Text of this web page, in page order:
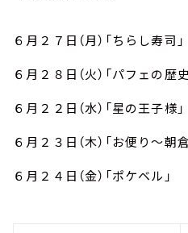
６月２７日（月）「ちらし寿司」
６月２８日（火）「パフェの歴史
６月２２日（水）「星の王子様」
６月２３日（木）「お便り～朝
６月２４日（金）「ポケベル」